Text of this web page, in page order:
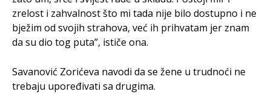
zrelost i zahvalnost što mi tada nije bilo dostupno i ne
bježim od svojih strahova, već ih prihvatam jer znam
da su dio tog puta”, ističe ona.
Savanović Zorićeva navodi da se žene u trudnoći ne
trebaju upoređivati sa drugima.